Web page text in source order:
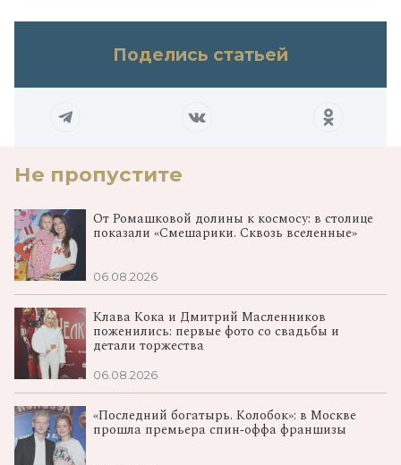
Поделись статьей
Не пропустите
От Ромашковой долины к космосу: в столице
показали «Смешарики. Сквозь вселенные»
06.08.2026
Клава Кока и Дмитрий Масленников
поженились: первые фото со свадьбы и
детали торжества
06.08.2026
«Последний богатырь. Колобок»: в Москве
прошла премьера спин‑оффа франшизы